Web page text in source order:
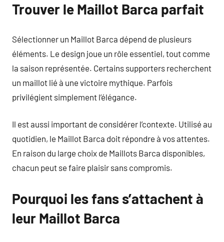
Trouver le Maillot Barca parfait
Sélectionner un Maillot Barca dépend de plusieurs
éléments. Le design joue un rôle essentiel, tout comme
la saison représentée. Certains supporters recherchent
un maillot lié à une victoire mythique. Parfois
privilégient simplement l’élégance.
Il est aussi important de considérer l’contexte. Utilisé au
quotidien, le Maillot Barca doit répondre à vos attentes.
En raison du large choix de Maillots Barca disponibles,
chacun peut se faire plaisir sans compromis.
Pourquoi les fans s’attachent à
leur Maillot Barca